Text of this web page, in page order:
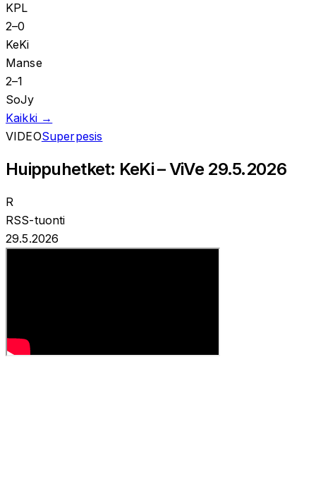
KPL
2–0
KeKi
Manse
2–1
SoJy
Kaikki →
VIDEOSuperpesis
Huippuhetket: KeKi – ViVe 29.5.2026
R
RSS-tuonti
29.5.2026